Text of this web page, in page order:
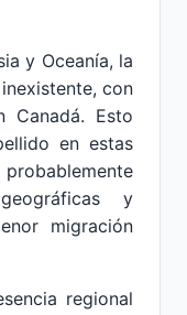
y Oceanía, la
con
Esto
en estas
y
migración
regional